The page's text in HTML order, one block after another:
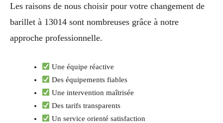
Les raisons de nous choisir pour votre changement de
barillet à 13014 sont nombreuses grâce à notre
approche professionnelle.
Une équipe réactive
Des équipements fiables
Une intervention maîtrisée
Des tarifs transparents
Un service orienté satisfaction